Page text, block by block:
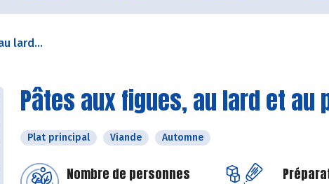
lard...
Pâtes aux figues, au lard et au
Plat principal Viande Automne
Nombre de personnes